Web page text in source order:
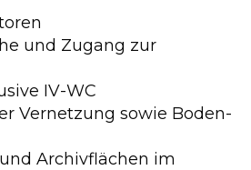
und Zugang zur
IV-WC
Vernetzung sowie Boden-
Archivflächen im